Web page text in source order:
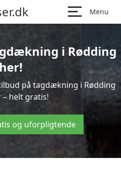
Menu
i Rødding
her!
på tagdækning i Rødding
– helt gratis!
og uforpligtende